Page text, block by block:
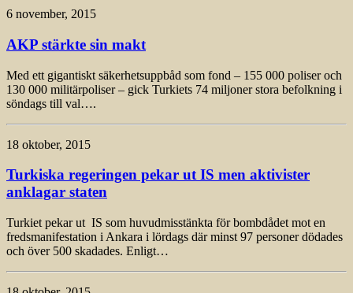
6 november, 2015
AKP stärkte sin makt
Med ett gigantiskt säkerhetsuppbåd som fond – 155 000 poliser och
130 000 militärpoliser – gick Turkiets 74 miljoner stora befolkning i
söndags till val….
18 oktober, 2015
Turkiska regeringen pekar ut IS men aktivister
anklagar staten
Turkiet pekar ut IS som huvudmisstänkta för bombdådet mot en
fredsmanifestation i Ankara i lördags där minst 97 personer dödades
och över 500 skadades. Enligt…